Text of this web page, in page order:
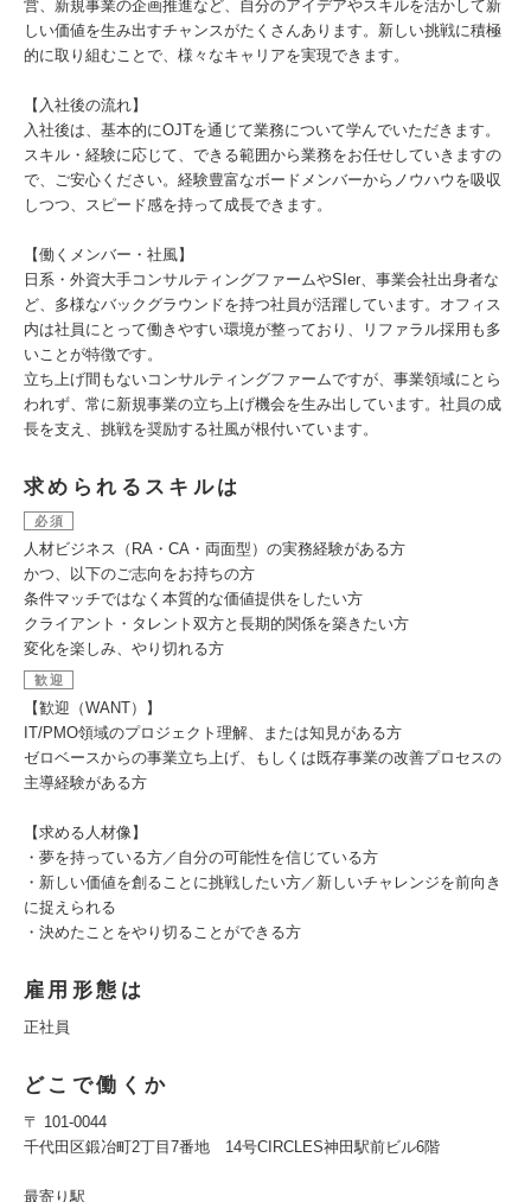
営、新規事業の企画推進など、自分のアイデアやスキルを活かして新
しい価値を⽣み出すチャンスがたくさんあります。新しい挑戦に積極
的に取り組むことで、様々なキャリアを実現できます。
【入社後の流れ】
入社後は、基本的にOJTを通じて業務について学んでいただきます。
スキル・経験に応じて、できる範囲から業務をお任せしていきますの
で、ご安心ください。経験豊富なボードメンバーからノウハウを吸収
しつつ、スピード感を持って成長できます。
【働くメンバー・社風】
⽇系・外資大手コンサルティングファームやSIer、事業会社出身者な
ど、多様なバックグラウンドを持つ社員が活躍しています。オフィス
内は社員にとって働きやすい環境が整っており、リファラル採用も多
いことが特徴です。
立ち上げ間もないコンサルティングファームですが、事業領域にとら
われず、常に新規事業の立ち上げ機会を⽣み出しています。社員の成
長を支え、挑戦を奨励する社風が根付いています。
求められるスキルは
必須
人材ビジネス（RA・CA・両面型）の実務経験がある方
かつ、以下のご志向をお持ちの方
条件マッチではなく本質的な価値提供をしたい方
クライアント・タレント双方と長期的関係を築きたい方
変化を楽しみ、やり切れる方
歓迎
【歓迎（WANT）】
IT/PMO領域のプロジェクト理解、または知見がある方
ゼロベースからの事業立ち上げ、もしくは既存事業の改善プロセスの
主導経験がある方
【求める人材像】
・夢を持っている方／自分の可能性を信じている方
・新しい価値を創ることに挑戦したい方／新しいチャレンジを前向き
に捉えられる
・決めたことをやり切ることができる方
雇用形態は
正社員
どこで働くか
〒 101-0044
千代田区鍛冶町2丁目7番地 14号CIRCLES神田駅前ビル6階
最寄り駅